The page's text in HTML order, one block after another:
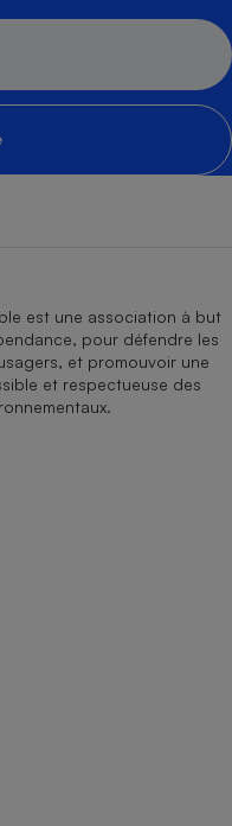
est une association à but
pour défendre les
et promouvoir une
et respectueuse des